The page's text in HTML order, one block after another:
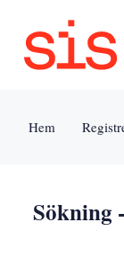
Jump
Tillgänglighet
Användarvillkor
Hem
Sökning